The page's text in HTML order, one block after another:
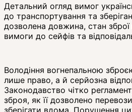
Детальний огляд вимог
до транспортування та
дозволена довжина, стан зброї
вимоги до сейфів та
Володіння вогнепальною
лише право, а й серйозна
Законодавство чітко
зброя, як її дозволено
зберігати вдома. Порушення